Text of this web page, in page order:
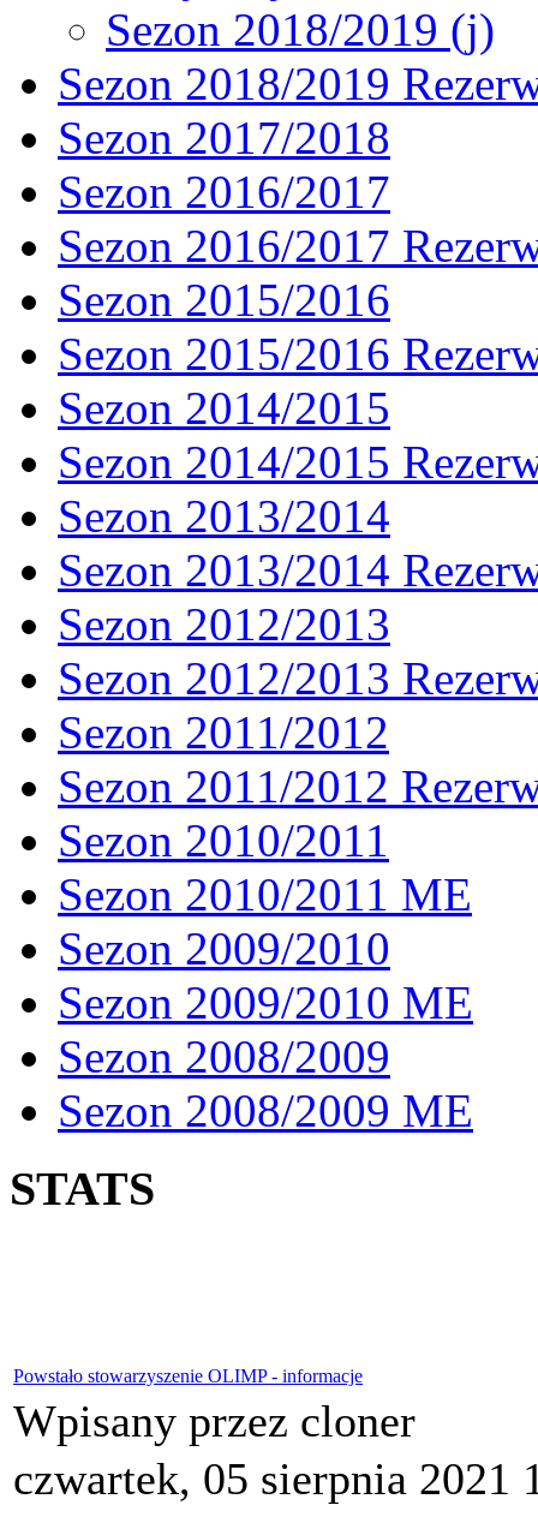
Sezon 2018/2019 (j)
Sezon 2018/2019
Sezon 2017/2018
Sezon 2016/2017
Sezon 2016/2017
Sezon 2015/2016
Sezon 2015/2016
Sezon 2014/2015
Sezon 2014/2015
Sezon 2013/2014
Sezon 2013/2014
Sezon 2012/2013
Sezon 2012/2013
Sezon 2011/2012
Sezon 2011/2012
Sezon 2010/2011
Sezon 2010/2011 ME
Sezon 2009/2010
Sezon 2009/2010 ME
Sezon 2008/2009
Sezon 2008/2009 ME
STATS
Powstało stowarzyszenie OLIMP - informacje
Wpisany przez cloner
czwartek, 05 sierpnia 2021